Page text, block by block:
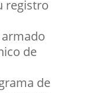
registro
de
de